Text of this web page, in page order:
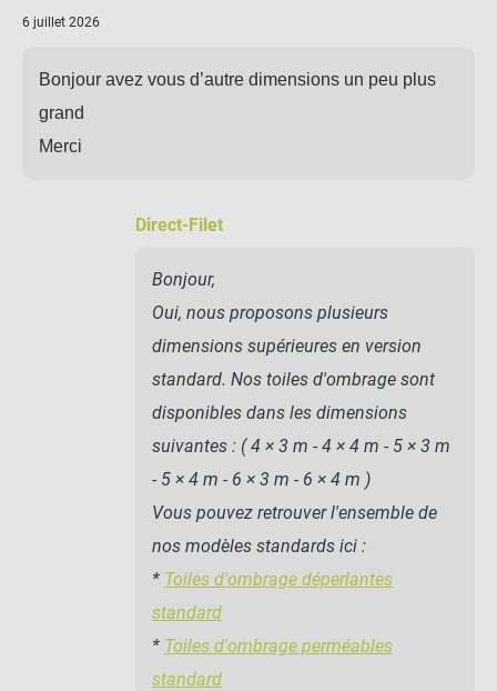
6 juillet 2026
Bonjour avez vous d’autre dimensions un peu plus
grand
Merci
Direct-Filet
Bonjour,
Oui, nous proposons plusieurs
dimensions supérieures en version
standard. Nos toiles d'ombrage sont
disponibles dans les dimensions
suivantes : ( 4 × 3 m - 4 × 4 m - 5 × 3 m
- 5 × 4 m - 6 × 3 m - 6 × 4 m )
Vous pouvez retrouver l'ensemble de
nos modèles standards ici :
* Toiles d'ombrage déperlantes
standard
* Toiles d'ombrage perméables
standard